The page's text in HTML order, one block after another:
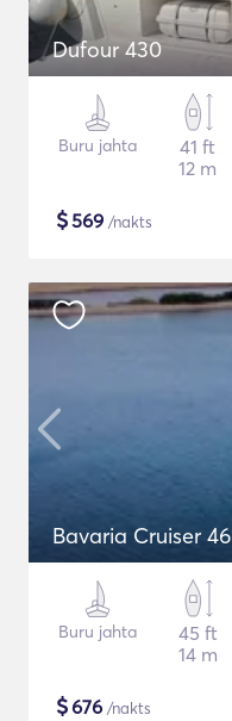
Dufour 430
Buru jahta
41 ft
12 m
$569 /nakts
Bavaria Cruiser 46
Buru jahta
45 ft
14 m
$676 /nakts